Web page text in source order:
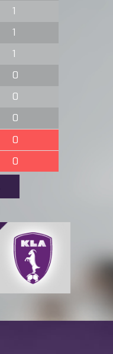
1
1
1
0
0
0
0
0